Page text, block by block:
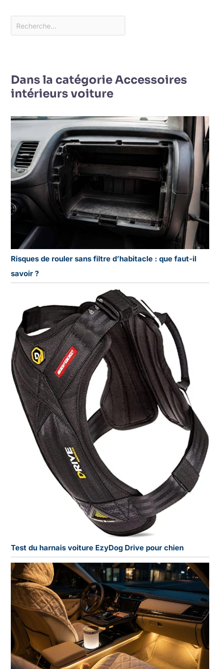
Dans la catégorie Accessoires
intérieurs voiture
Risques de rouler sans filtre d’habitacle : que faut-il
savoir ?
Test du harnais voiture EzyDog Drive pour chien